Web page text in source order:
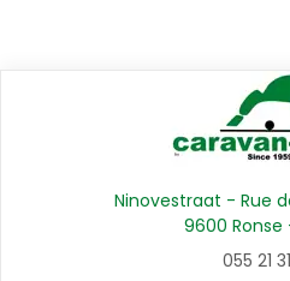
Ninovestraat - Rue
9600 Ronse
055 21